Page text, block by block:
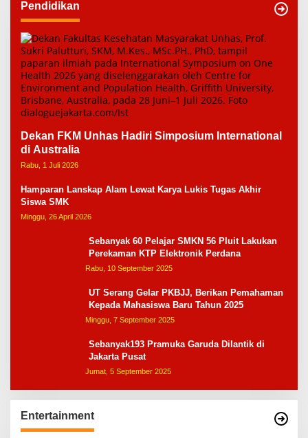
Pendidikan
Dekan FKM Unhas Hadiri Simposium International
di Australia
Rabu, 1 Juli 2026
Hamparan Lanskap Alam Lewat Karya Lukis Tugas Akhir
Siswa SMK
Minggu, 26 April 2026
Sebanyak 60 Pelajar SMKN 56 Pluit Lakukan
Perekaman KTP Elektronik Perdana
Rabu, 10 September 2025
UT Serang Gelar PKBJJ, Berikan Pemahaman
Kepada Mahasiswa Baru Tahun 2025
Minggu, 7 September 2025
Sebanyak193 Pramuka Garuda Dilantik di
Jakarta Pusat
Jumat, 5 September 2025
Entertainment